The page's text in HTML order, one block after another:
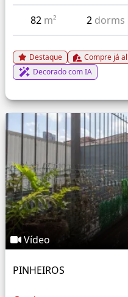
82 m² 2 dorms
Destaque Compre já
Decorado com IA
Vídeo
PINHEIROS